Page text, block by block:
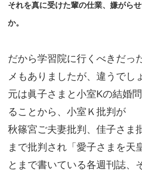
それを真に受けた輩の仕業、嫌がら
か。
だから学習院に行くべきだっ
メもありましたが、違うでし
元は眞子さまと小室Kの結婚
ることから、小室Ｋ批判が
秋篠宮ご夫妻批判、佳子さま
まで批判され「愛子さまを天
とまで書いている各週刊誌、